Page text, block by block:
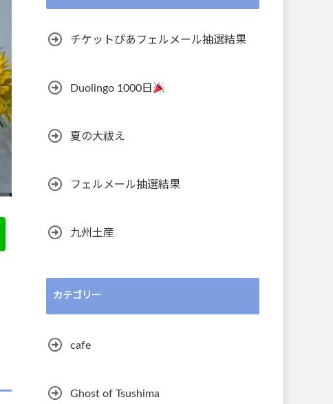
チケットぴあフェルメール抽選結果
Duolingo 1000日
夏の大祓え
フェルメール抽選結果
九州土産
カテゴリー
cafe
Ghost of Tsushima